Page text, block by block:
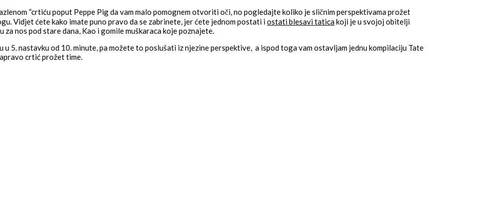
“crtiću poput Peppe Pig da vam malo pomognem otvoriti oči, no pogledajte koliko je sličnim perspektivama prožet
Vidjet ćete kako imate puno pravo da se zabrinete, jer ćete jednom postati iostati blesavi taticakoji je u svojoj obitelji
nos pod stare dana, Kao i gomile muškaraca koje poznajete.
u 5. nastavku od 10. minute, pa možete to poslušati iz njezine perspektive, a ispod toga vam ostavljam jednu kompilaciju Tate
crtić prožet time.